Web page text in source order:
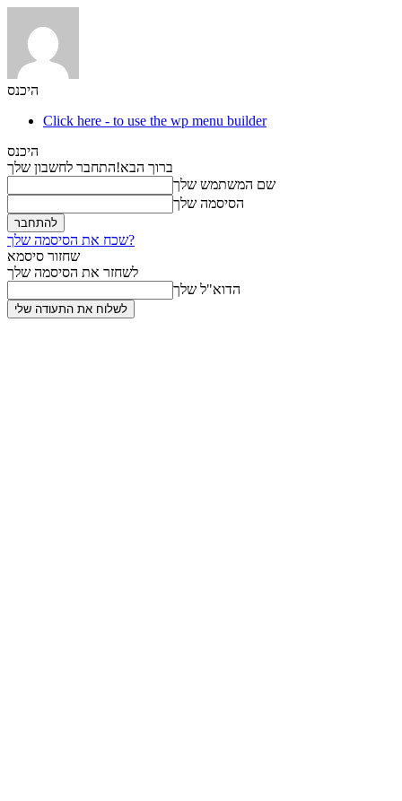
היכנס
Click here - to use the wp menu builder
היכנס
ברוך הבא!התחבר לחשבון שלך
שם המשתמש שלך
הסיסמה שלך
שכח את הסיסמה שלך?
שחזור סיסמא
לשחזר את הסיסמה שלך
הדוא"ל שלך